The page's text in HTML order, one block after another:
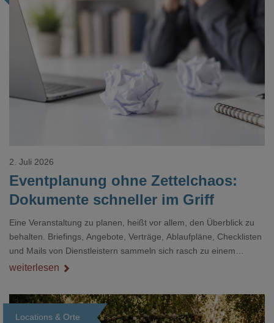
Loading...
Eventplanung ohne Zettelchaos:
Dokumente schneller im Griff
2. Juli 2026
Eine Veranstaltung zu planen, heißt vor allem, den Überblick zu
behalten. Briefings, Angebote, Verträge, Ablaufpläne, Checklisten
und Mails von Dienstleistern sammeln sich rasch zu einem
unübersichtlichen Stapel. Wer schon einmal kurz vor einem Event
Dokument gesucht hat, kennt das mulmige Gefühl.
weiterlesen
Locations & Orte